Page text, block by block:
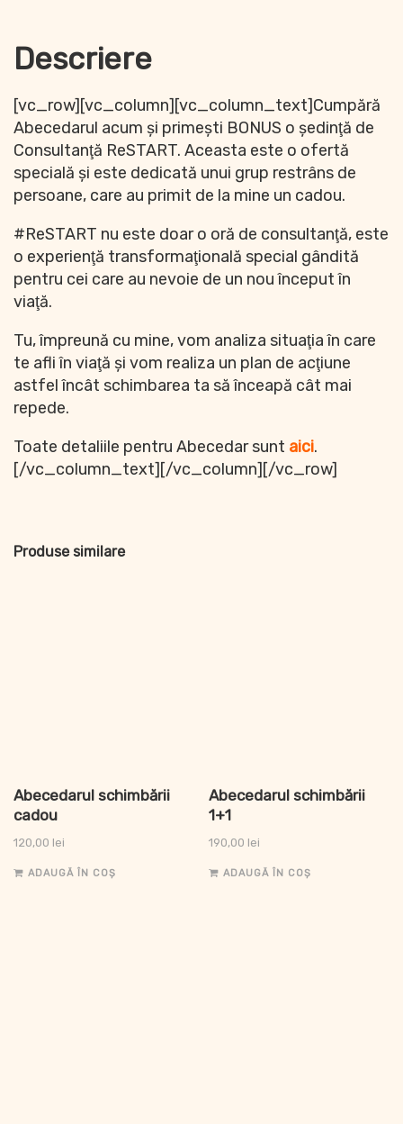
Descriere
[vc_row][vc_column][vc_column_text]Cumpără
Abecedarul acum şi primeşti BONUS o şedinţă de
Consultanţă ReSTART​. Aceasta este o ofertă
specială și este dedicată unui grup restrâns de
persoane, care au primit de la mine un cadou.
#ReSTART nu este doar o oră de consultanţă, este
o experienţă transformaţională special gândită
pentru cei care au nevoie de un nou început în
viaţă.
Tu, împreună cu mine, vom analiza situaţia în care
te afli în viaţă şi vom realiza un plan de acţiune
astfel încât schimbarea ta să înceapă cât mai
repede. ​
Toate detaliile pentru Abecedar sunt aici.
[/vc_column_text][/vc_column][/vc_row]
Produse similare
Abecedarul schimbării
cadou
120,00 lei
ADAUGĂ ÎN COȘ
Abecedarul schimbării
1+1
190,00 lei
ADAUGĂ ÎN COȘ